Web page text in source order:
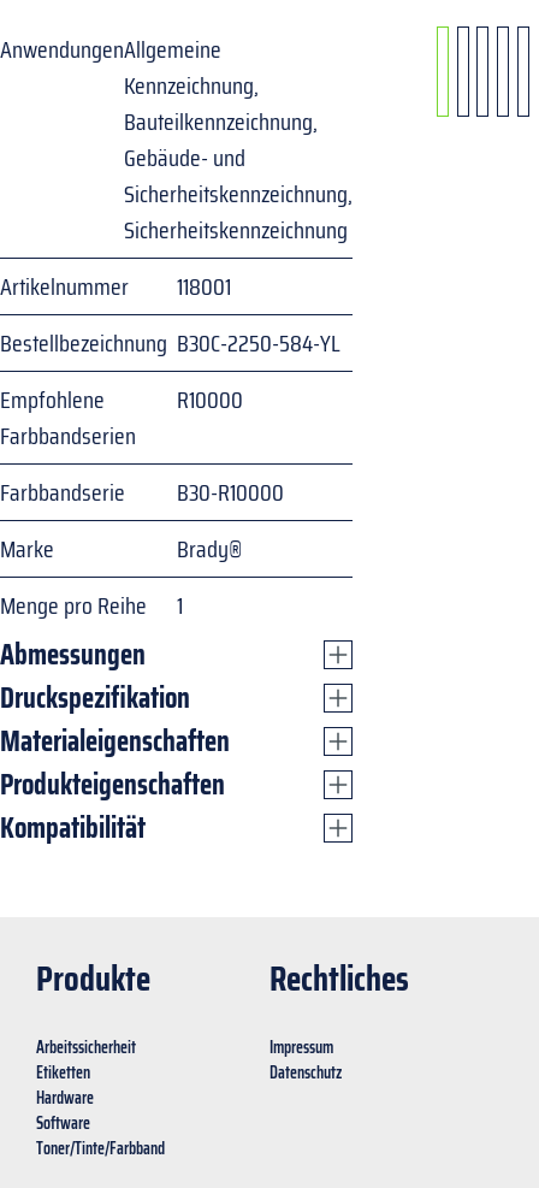
AnwendungenAllgemeine
Kennzeichnung,
Bauteilkennzeichnung,
Gebäude- und
Sicherheitskennzeichnung,
Sicherheitskennzeichnung
Artikelnummer
118001
Bestellbezeichnung B30C-2250-584-YL
Empfohlene
Farbbandserien
R10000
Farbbandserie
B30-R10000
Marke
Brady®
Menge pro Reihe
1
Abmessungen
Druckspezifikation
Materialeigenschaften
Produkteigenschaften
Kompatibilität
Produkte
Arbeitssicherheit
Etiketten
Hardware
Software
Toner/Tinte/Farbband
Rechtliches
Impressum
Datenschutz